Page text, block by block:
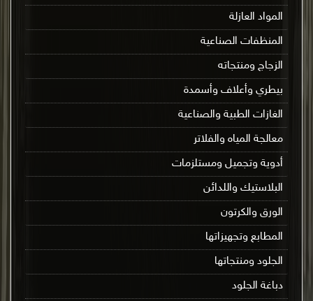
المواد العازلة
المنظفات الصناعية
الزجاج ومنتجاته
بيطري وأعلاف وأسمدة
الغازات الطبية والصناعية
معالجة المياه والفلاتر
أدوية وتجميل ومستلزمات
البلاستيك واللدائن
الورق والكرتون
المطابع وتجهيزاتها
الجلود ومنتجاتها
دباغة الجلود